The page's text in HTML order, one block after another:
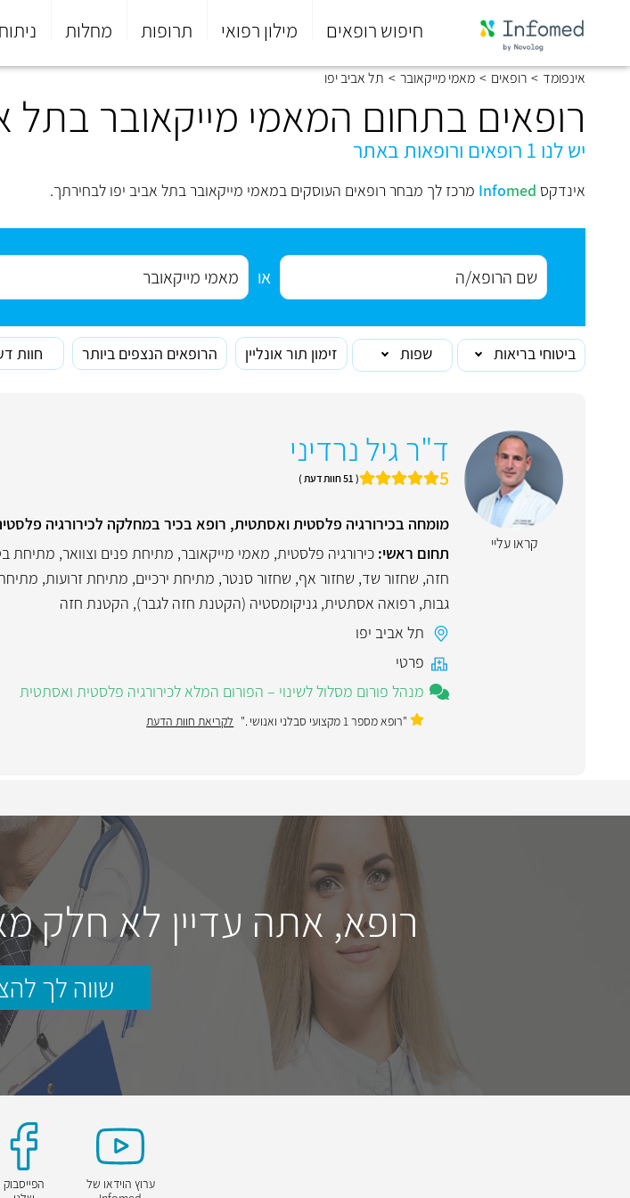
חיפוש רופאים מילון רפואי תרופות מחלות
סוף
התפריט
אינפומד > רופאים > מאמי מייקאובר > תל אביב יפו
רופאים בתחום המאמי מייקאובר בתל
יש לנו 1 רופאים ורופאות באתר
אינדקס Infomed מרכז לך מבחר רופאים העוסקים במאמי מייקאובר בתל אביב יפו לבחירתך.
או
ביטוחי בריאות שפות זימון תור אונליין הרופאים הנצפים ביותר חוות
קראו עליי
ד"ר גיל נרדיני
5 ( 51 חוות דעת )
מומחה בכירורגיה פלסטית ואסתטית, רופא בכיר במחלקה לכירורגיה
תחום ראשי: כירורגיה פלסטית, מאמי מייקאובר, מתיחת פנים וצוואר, מתיחת
חזה, שחזור שד, שחזור אף, שחזור סנטר, מתיחת ירכיים, מתיחת זרועות, מתיחת
גבות, רפואה אסתטית, גניקומסטיה (הקטנת חזה לגבר), הקטנת חזה
תל אביב יפו
פרטי
מנהל פורום מסלול לשינוי – הפורום המלא לכירורגיה פלסטית ואסתטית
"רופא מספר 1 מקצועי סבלני ואנושי ." לקריאת חוות הדעת
רופא, אתה עדיין לא חלק
שווה לך
ערוץ הוידאו של
הפייסבוק